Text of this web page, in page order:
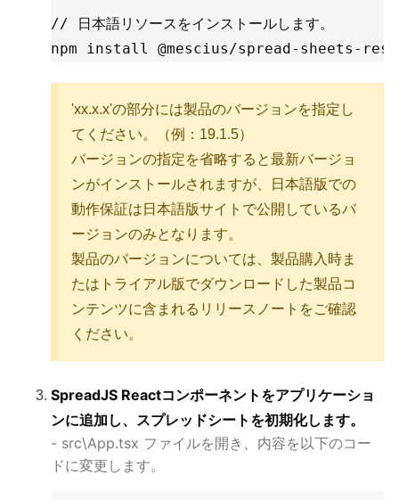
// 日本語リソースをインストールします。
npm install @mescius/spread-sheets-
'xx.x.x'の部分には製品のバージョンを指定し
てください。（例：19.1.5）
バージョンの指定を省略すると最新バージョ
ンがインストールされますが、日本語版での
動作保証は日本語版サイトで公開しているバ
ージョンのみとなります。
製品のバージョンについては、製品購入時ま
たはトライアル版でダウンロードした製品コ
ンテンツに含まれるリリースノートをご確認
ください。
SpreadJS Reactコンポーネントをアプリケーショ
ンに追加し、スプレッドシートを初期化します。
- src\App.tsx ファイルを開き、内容を以下のコー
ドに変更します。